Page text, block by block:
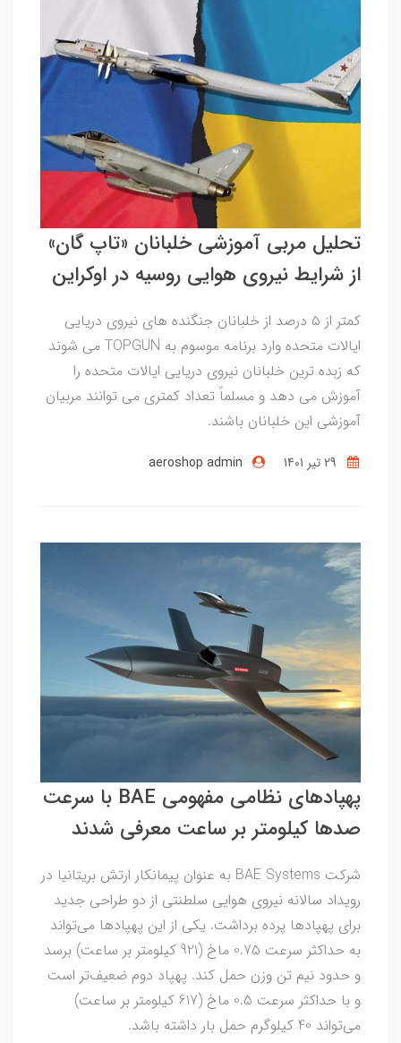
تحلیل مربی آموزشی خلبانان «تاپ گان»
از شرایط نیروی هوایی روسیه در اوکراین
کمتر از ۵ درصد از خلبانان جنگنده های نیروی دریایی
ایالات متحده وارد برنامه موسوم به TOPGUN می شوند
که زبده ترین خلبانان نیروی دریایی ایالات متحده را
آموزش می دهد و مسلماً تعداد کمتری می توانند مربیان
آموزشی این خلبانان باشند.
aeroshop admin
پهپادهای نظامی مفهومی BAE با سرعت
صدها کیلومتر بر ساعت معرفی شدند
شرکت BAE Systems به عنوان پیمانکار ارتش بریتانیا در
رویداد سالانه نیروی هوایی سلطنتی از دو طراحی جدید
برای پهپادها پرده برداشت. یکی از این پهپادها می‌تواند
به حداکثر سرعت 0.75 ماخ (921 کیلومتر بر ساعت) برسد
و حدود نیم تن وزن حمل کند. پهپاد دوم ضعیف‌تر است
و با حداکثر سرعت 0.5 ماخ (617 کیلومتر بر ساعت)
می‌تواند 40 کیلوگرم حمل بار داشته باشد.